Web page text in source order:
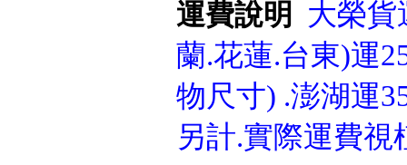
運費說明
大榮貨
蘭.花蓮.台東)運
物尺寸) .澎湖運
另計.實際運費